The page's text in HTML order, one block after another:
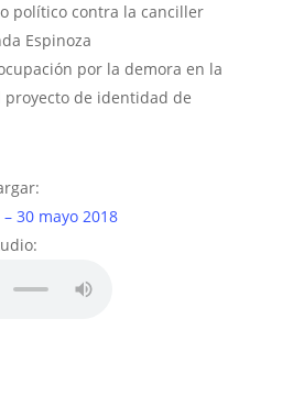
político contra la canciller
Espinoza
por la demora en la
de identidad de
30 mayo 2018